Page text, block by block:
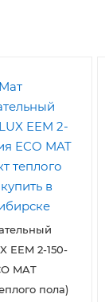
EEM 2-150-
MAT
пола)